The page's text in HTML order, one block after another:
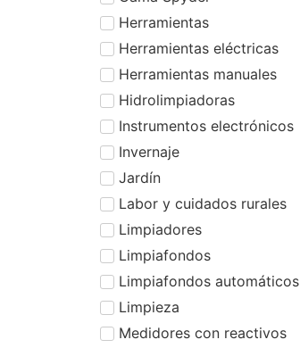
Herramientas
Herramientas eléctricas
Herramientas manuales
Hidrolimpiadoras
Instrumentos electrónicos
Invernaje
Jardín
Labor y cuidados rurales
Limpiadores
Limpiafondos
Limpiafondos automáticos
Limpieza
Medidores con reactivos